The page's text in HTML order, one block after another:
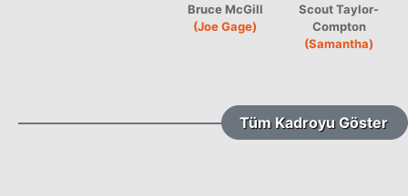
Bruce McGill
(Joe Gage)
Scout Taylor-
Compton
(Samantha)
Tüm Kadroyu Göster